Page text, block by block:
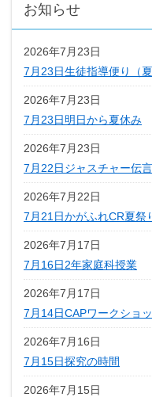
お知らせ
2026年7月23日
7月23日生徒指導便り（
2026年7月23日
7月23日明日から夏休み
2026年7月23日
7月22日ジャスチャー伝
2026年7月22日
7月21日かがふれCR夏祭
2026年7月17日
7月16日2年家庭科授業
2026年7月17日
7月14日CAPワークショ
2026年7月16日
7月15日探究の時間
2026年7月15日